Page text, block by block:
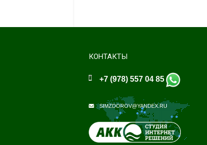
КОНТАКТЫ
+7 (978) 557 04 85
SIMZDOROV@YANDEX.RU